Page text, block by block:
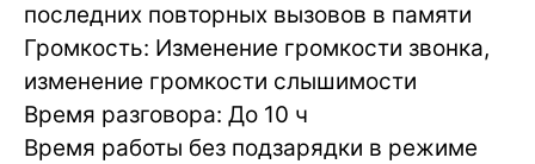
последних повторных вызовов в памяти
Громкость: Изменение громкости звонка,
изменение громкости слышимости
Время разговора: До 10 ч
Время работы без подзарядки в режиме